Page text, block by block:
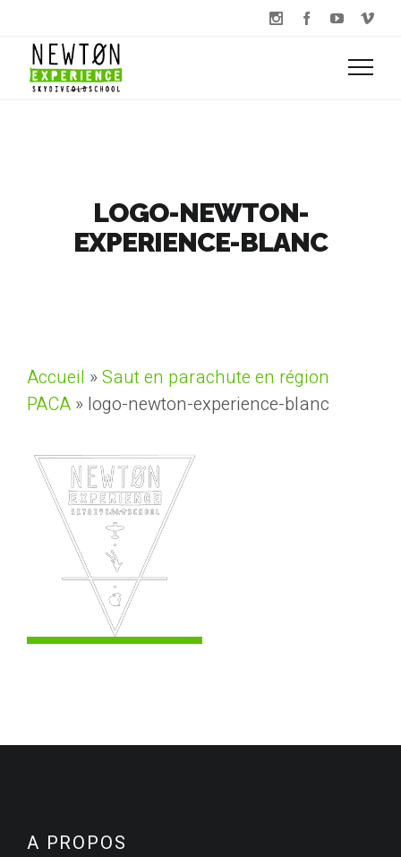
LOGO-NEWTON-
EXPERIENCE-BLANC
Accueil » Saut en parachute en région
PACA » logo-newton-experience-blanc
A PROPOS